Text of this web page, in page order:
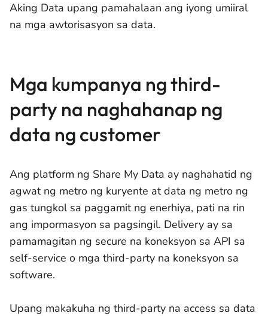
Aking Data upang pamahalaan ang iyong umiiral
na mga awtorisasyon sa data.
Mga kumpanya ng third-
party na naghahanap ng
data ng customer
Ang platform ng Share My Data ay naghahatid ng
agwat ng metro ng kuryente at data ng metro ng
gas tungkol sa paggamit ng enerhiya, pati na rin
ang impormasyon sa pagsingil. Delivery ay sa
pamamagitan ng secure na koneksyon sa API sa
self-service o mga third-party na koneksyon sa
software.
Upang makakuha ng third-party na access sa data